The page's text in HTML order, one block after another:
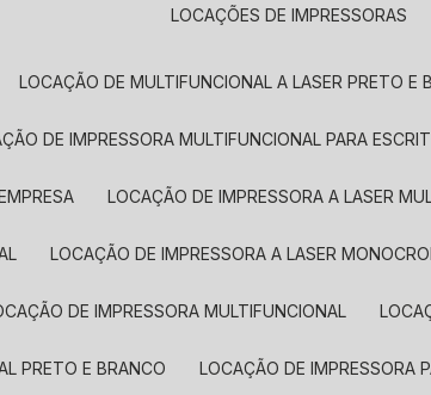
LOCAÇÕES DE IMPRESSORAS
LOCAÇÃO DE MULTIFUNCIONAL A LASER PRETO E
DE IMPRESSORA MULTIFUNCIONAL PARA
LOCAÇÃO DE IMPRESSORA A LASER
LOCAÇÃO DE IMPRESSORA A LASER
DE IMPRESSORA MULTIFUNCIONAL
PRETO E BRANCO LOCAÇÃO DE IMPRESSORA